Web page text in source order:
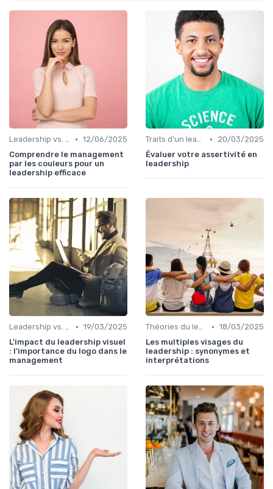
Leadership vs. Management • 12/06/2025
Comprendre le management
par les couleurs pour un
leadership efficace
Traits d'un leader efficace •
20/03/2025
Évaluer votre assertivité en
leadership
Leadership vs. Management • 19/03/2025
L'impact du leadership visuel
: l'importance du logo dans le
management
Théories du leadership • 18/03/2025
Les multiples visages du
leadership : synonymes et
interprétations